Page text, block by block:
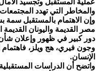
والمخاطر التي تهدد
وإن الاهتمام بالمستقبل
مصر القديمة واليونان القديمة
دور كبير في ظهور وإعلان
وجون فيري، هج ويلز،
الإنسان.
واتضح أن الدراسات